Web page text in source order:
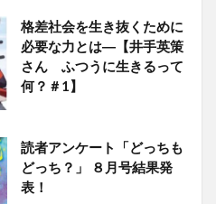
格差社会を生き抜くために
必要な力とは―【井手英策
さん ふつうに生きるって
何？＃1】
読者アンケート「どっちも
どっち？」 ８月号結果発
表！